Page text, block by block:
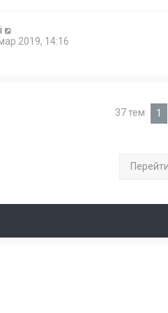
2019, 14:16
37 тем 1
Перейти